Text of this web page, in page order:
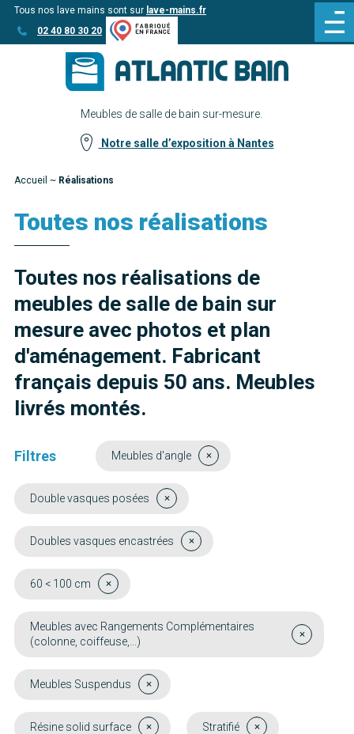
Aller
au
Aller au
contenu
Tous nos lave mains sont sur lave-mains.fr
02 40 80 30 20
Meubles de salle de bain sur-mesure.
Notre salle d’exposition à Nantes
Accueil ~ Réalisations
Toutes nos réalisations
Toutes nos réalisations de
meubles de salle de bain sur
mesure avec photos et plan
d'aménagement. Fabricant
français depuis 50 ans. Meubles
livrés montés.
Filtres Meubles d'angle
Double vasques posées
Doubles vasques encastrées
60 < 100 cm
Meubles avec Rangements Complémentaires
(colonne, coiffeuse,...)
Meubles Suspendus
Résine solid surface Stratifié